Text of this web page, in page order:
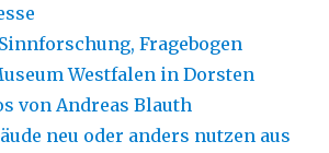
Fragebogen
Westfalen in Dorsten
von Andreas Blauth
neu oder anders nutzen aus